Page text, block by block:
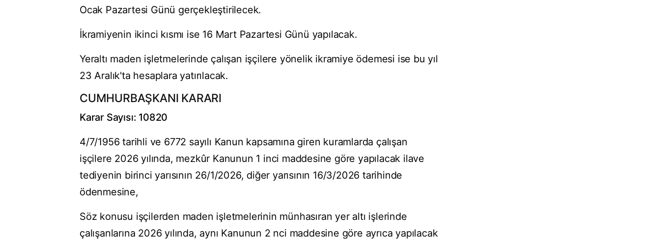
Ocak Pazartesi Günü gerçekleştirilecek.
İkramiyenin ikinci kısmı ise 16 Mart Pazartesi Günü yapılacak.
Yeraltı maden işletmelerinde çalışan işçilere yönelik ikramiye ödemesi ise bu yıl
23 Aralık'ta hesaplara yatırılacak.
CUMHURBAŞKANI KARARI
Karar Sayısı: 10820
4/7/1956 tarihli ve 6772 sayılı Kanun kapsamına giren kuramlarda çalışan
işçilere 2026 yılında, mezkûr Kanunun 1 inci maddesine göre yapılacak ilave
tediyenin birinci yarısının 26/1/2026, diğer yarısının 16/3/2026 tarihinde
ödenmesine,
Söz konusu işçilerden maden işletmelerinin münhasıran yer altı işlerinde
çalışanlarına 2026 yılında, aynı Kanunun 2 nci maddesine göre ayrıca yapılacak